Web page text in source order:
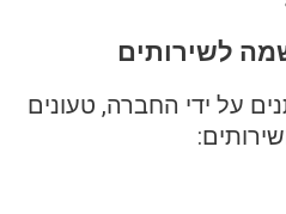
לשירותים
על ידי החברה, טעונים